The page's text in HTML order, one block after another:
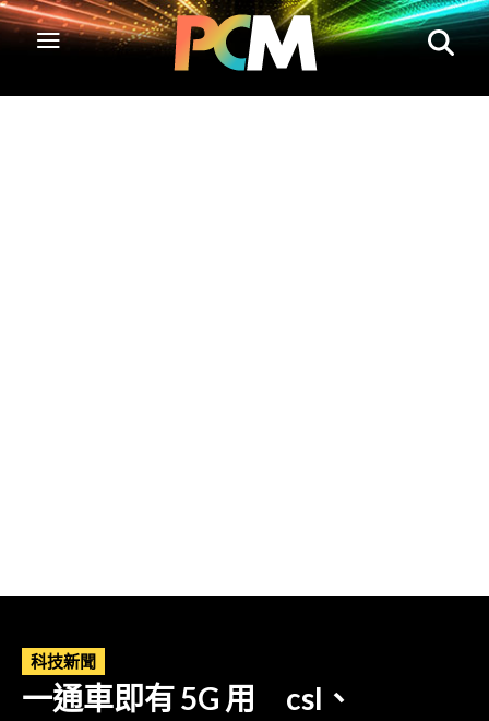
科技新聞
一通車即有 5G 用 csl、